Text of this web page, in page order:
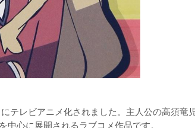
テレビアニメ化されました。主人公の高須竜
心に展開されるラブコメ作品です。